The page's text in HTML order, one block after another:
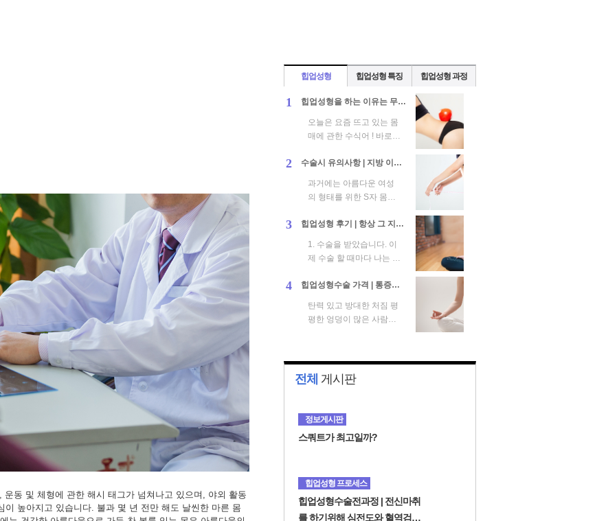
동 및 체형에 관한 해시 태그가 넘쳐나고 있으며, 야외 활동
높아지고 있습니다. 불과 몇 년 전만 해도 날씬한 마른 몸
힙업성형 힙업성형 특징 힙업성형 과정
1 힙업성형을 하는 이유는 무엇일까?
오늘은 요즘 뜨고 있는 몸
매에 관한 수식어 ! 바로
련된 이야기를 해보려고
2 수술시 유의사항 | 지방 이식의 경우 생착률은 개인마다 다르므로 생착률을 높이는 것이 중요
과거에는 아름다운 여성
의 형태를 위한 S자 몸매
언급됐습니다. 그러나 S
3 힙업성형 후기 | 항상 그 지역의 전문 병원을 찾습니다.
1. 수술을 받았습니다. 이
제 수술 할 때마다 나는 내
술을 받아야 하므로 항상
4 힙업성형수술 가격 | 통증이나 부작용을 걱정하지 않고 체계적으로
탄력 있고 방대한 처짐 평
평한 엉덩이 많은 사람이
고 ...
전체 게시판
정보게시판
스쿼트가 최고일까?
힙업성형 프로세스
힙업성형수술전과정 | 전신마취
를 하기위해 심전도와 혈역검사